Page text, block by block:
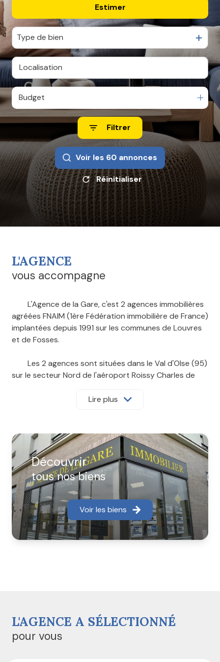
CONTACT
De l'immo pro
Estimer
Type de bien
Budget
Filtrer
Voir les 60 annonces
Réinitialiser
Découvrir
tous nos biens
Voir les biens
L'AGENCE
vous accompagne
L'Agence de la Gare, c'est 2 agences immobilières
agréées FNAIM (1ère Fédération immobilière de France)
implantées depuis 1991 sur les communes de Louvres
et de Fosses.
Les 2 agences sont situées dans le Val d'OIse (95)
sur le secteur Nord de l'aéroport Roissy Charles de
l'Oise (60) ? Nos agences répondent à vos demandes
les plus précises et vous font profiter de leur
expérience afin de vous apporter la réactivité qu'il se
doit.
Nos agences interviennent sur les communes de
Louvres, Puiseux en France, Marly la Ville, Fosses,
Survilliers, Vémars, Villeron, Saint Witz, Fontenay en
Parisis, Mareil en France, Bellefontaine,Moussy le Neuf,
Moussy le Vieux, La Chapelle en Serval, Orry la Ville,
Lire plus
L'AGENCE A SÉLECTIONNÉ
pour vous